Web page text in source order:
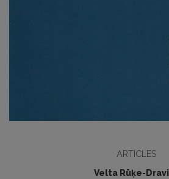
ARTICLES
Velta Rūķe-